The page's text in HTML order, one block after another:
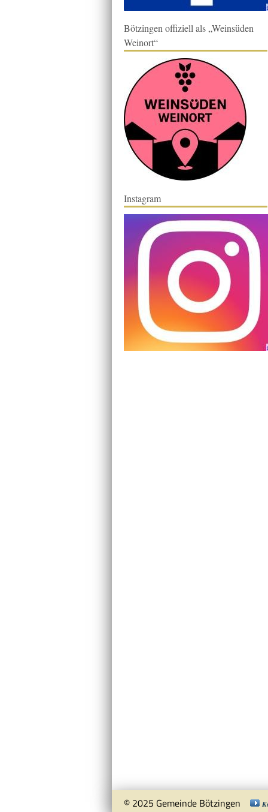
Bötzingen offiziell als „Weinsüden
Weinort“
Instagram
© 2025 Gemeinde Bötzingen